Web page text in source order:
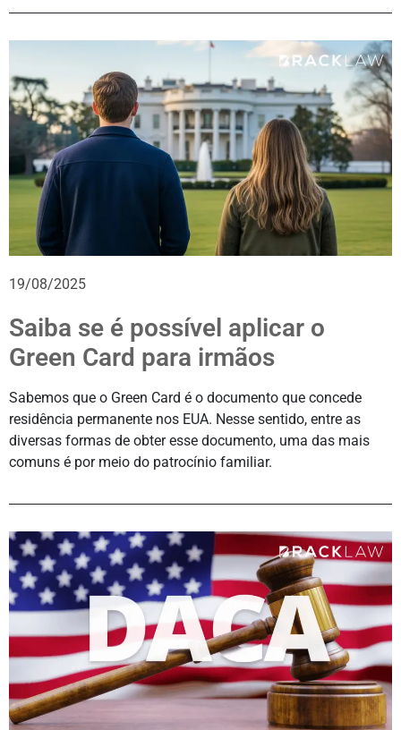
19/08/2025
Saiba se é possível aplicar o
Green Card para irmãos
Sabemos que o Green Card é o documento que concede
residência permanente nos EUA. Nesse sentido, entre as
diversas formas de obter esse documento, uma das mais
comuns é por meio do patrocínio familiar.